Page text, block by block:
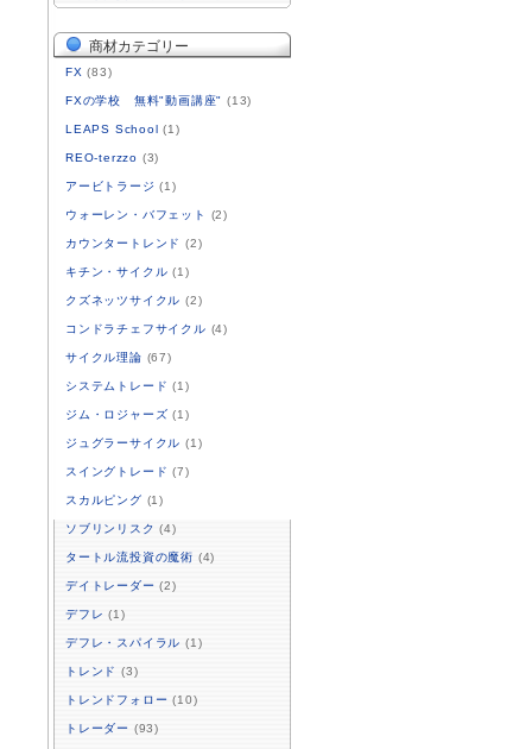
商材カテゴリー
FX (83)
FXの学校 無料"動画講座" (13)
LEAPS School (1)
REO-terzzo (3)
アービトラージ (1)
ウォーレン・バフェット (2)
カウンタートレンド (2)
キチン・サイクル (1)
クズネッツサイクル (2)
コンドラチェフサイクル (4)
サイクル理論 (67)
システムトレード (1)
ジム・ロジャーズ (1)
ジュグラーサイクル (1)
スイングトレード (7)
スカルピング (1)
ソブリンリスク (4)
タートル流投資の魔術 (4)
デイトレーダー (2)
デフレ (1)
デフレ・スパイラル (1)
トレンド (3)
トレンドフォロー (10)
トレーダー (93)